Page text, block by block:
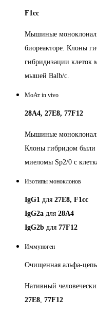
F1cc
Мышиные
биореакторе. Клоны
гибридизации клеток
мышей Balb/c.
МоАт in vivo
28A4, 27E8, 77F12
Мышиные
Клоны гибридом были
миеломы Sp2/0 с
Изотипы моноклонов
IgG1 для 27E8, F1сс
IgG2a для 28A4
IgG2b для 77F12
Иммуноген
Очищенная альфа-
Нативный
27E8, 77F12